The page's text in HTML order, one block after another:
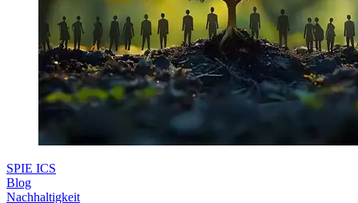
SPIE ICS
Blog
Nachhaltigkeit